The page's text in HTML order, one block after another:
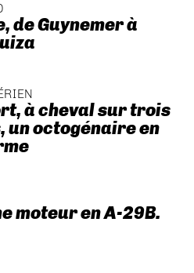
de Guynemer à
à cheval sur trois
octogénaire en
moteur en A-29B.